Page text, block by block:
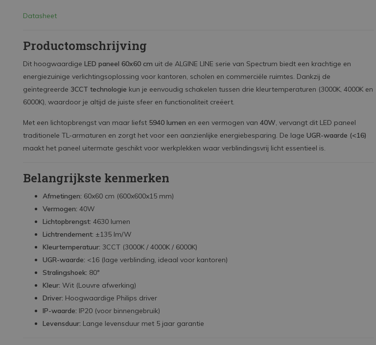
Datasheet
Productomschrijving
Dit hoogwaardige LED paneel 60x60 cm uit de ALGINE LINE serie van Spectrum biedt een krachtige en
energiezuinige verlichtingsoplossing voor kantoren, scholen en commerciële ruimtes. Dankzij de
geïntegreerde 3CCT technologie kun je eenvoudig schakelen tussen drie kleurtemperaturen (3000K, 4000K en
6000K), waardoor je altijd de juiste sfeer en functionaliteit creëert.
Met een lichtopbrengst van maar liefst 5940 lumen en een vermogen van 40W, vervangt dit LED paneel
traditionele TL-armaturen en zorgt het voor een aanzienlijke energiebesparing. De lage UGR-waarde (<16)
maakt het paneel uitermate geschikt voor werkplekken waar verblindingsvrij licht essentieel is.
Belangrijkste kenmerken
Afmetingen: 60x60 cm (600x600x15 mm)
Vermogen: 40W
Lichtopbrengst: 4630 lumen
Lichtrendement: ±135 lm/W
Kleurtemperatuur: 3CCT (3000K / 4000K / 6000K)
UGR-waarde: <16 (lage verblinding, ideaal voor kantoren)
Stralingshoek: 80°
Kleur: Wit (Louvre afwerking)
Driver: Hoogwaardige Philips driver
IP-waarde: IP20 (voor binnengebruik)
Levensduur: Lange levensduur met 5 jaar garantie